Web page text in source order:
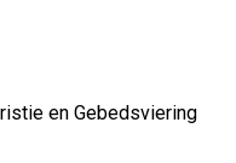
en Gebedsviering